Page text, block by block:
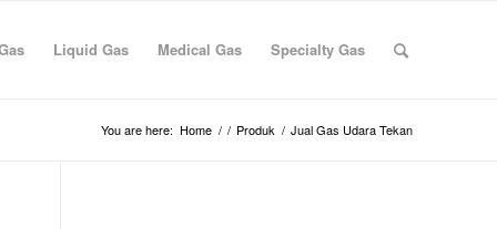
Liquid Gas Medical Gas Specialty Gas
You are here: Home / / Produk / Jual Gas Udara Tekan